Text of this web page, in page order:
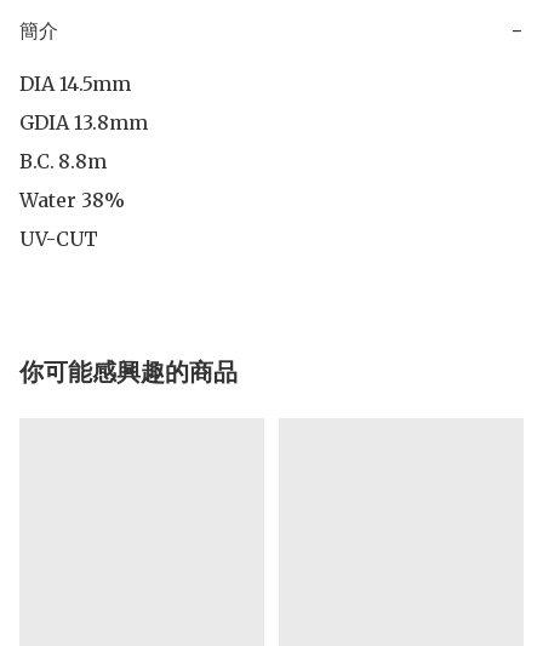
簡介 −
DIA 14.5mm
GDIA 13.8mm
B.C.	8.8m
Water 38%
UV-CUT
你可能感興趣的商品